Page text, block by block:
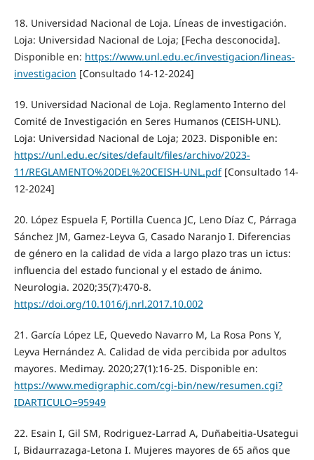
18. Universidad Nacional de Loja. Líneas de investigación.
Loja: Universidad Nacional de Loja; [Fecha desconocida].
Disponible en: https://www.unl.edu.ec/investigacion/lineas-
investigacion [Consultado 14-12-2024]
19. Universidad Nacional de Loja. Reglamento Interno del
Comité de Investigación en Seres Humanos (CEISH-UNL).
Loja: Universidad Nacional de Loja; 2023. Disponible en:
https://unl.edu.ec/sites/default/files/archivo/2023-
11/REGLAMENTO%20DEL%20CEISH-UNL.pdf[Consultado 14-
12-2024]
20. López Espuela F, Portilla Cuenca JC, Leno Díaz C, Párraga
Sánchez JM, Gamez-Leyva G, Casado Naranjo I. Diferencias
de género en la calidad de vida a largo plazo tras un ictus:
influencia del estado funcional y el estado de ánimo.
Neurologia. 2020;35(7):470-8.
https://doi.org/10.1016/j.nrl.2017.10.002
21. García López LE, Quevedo Navarro M, La Rosa Pons Y,
Leyva Hernández A. Calidad de vida percibida por adultos
mayores. Medimay. 2020;27(1):16-25. Disponible en:
https://www.medigraphic.com/cgi-bin/new/resumen.cgi?
IDARTICULO=95949
22. Esain I, Gil SM, Rodriguez-Larrad A, Duñabeitia-Usategui
I, Bidaurrazaga-Letona I. Mujeres mayores de 65 años que